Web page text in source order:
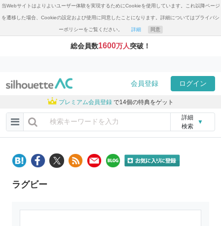
当Webサイトはよりよいユーザー体験を実現するためにCookieを使用しています。これ以降ページ
を遷移した場合、Cookieの設定および使用に同意したことになります。詳細についてはプライバシ
ーポリシーをご覧ください。 詳細 同意
総会員数1600万人突破！
会員登録 ログイン
プレミアム会員登録 で14個の特典をゲット
詳細
検索
▼
ラグビー